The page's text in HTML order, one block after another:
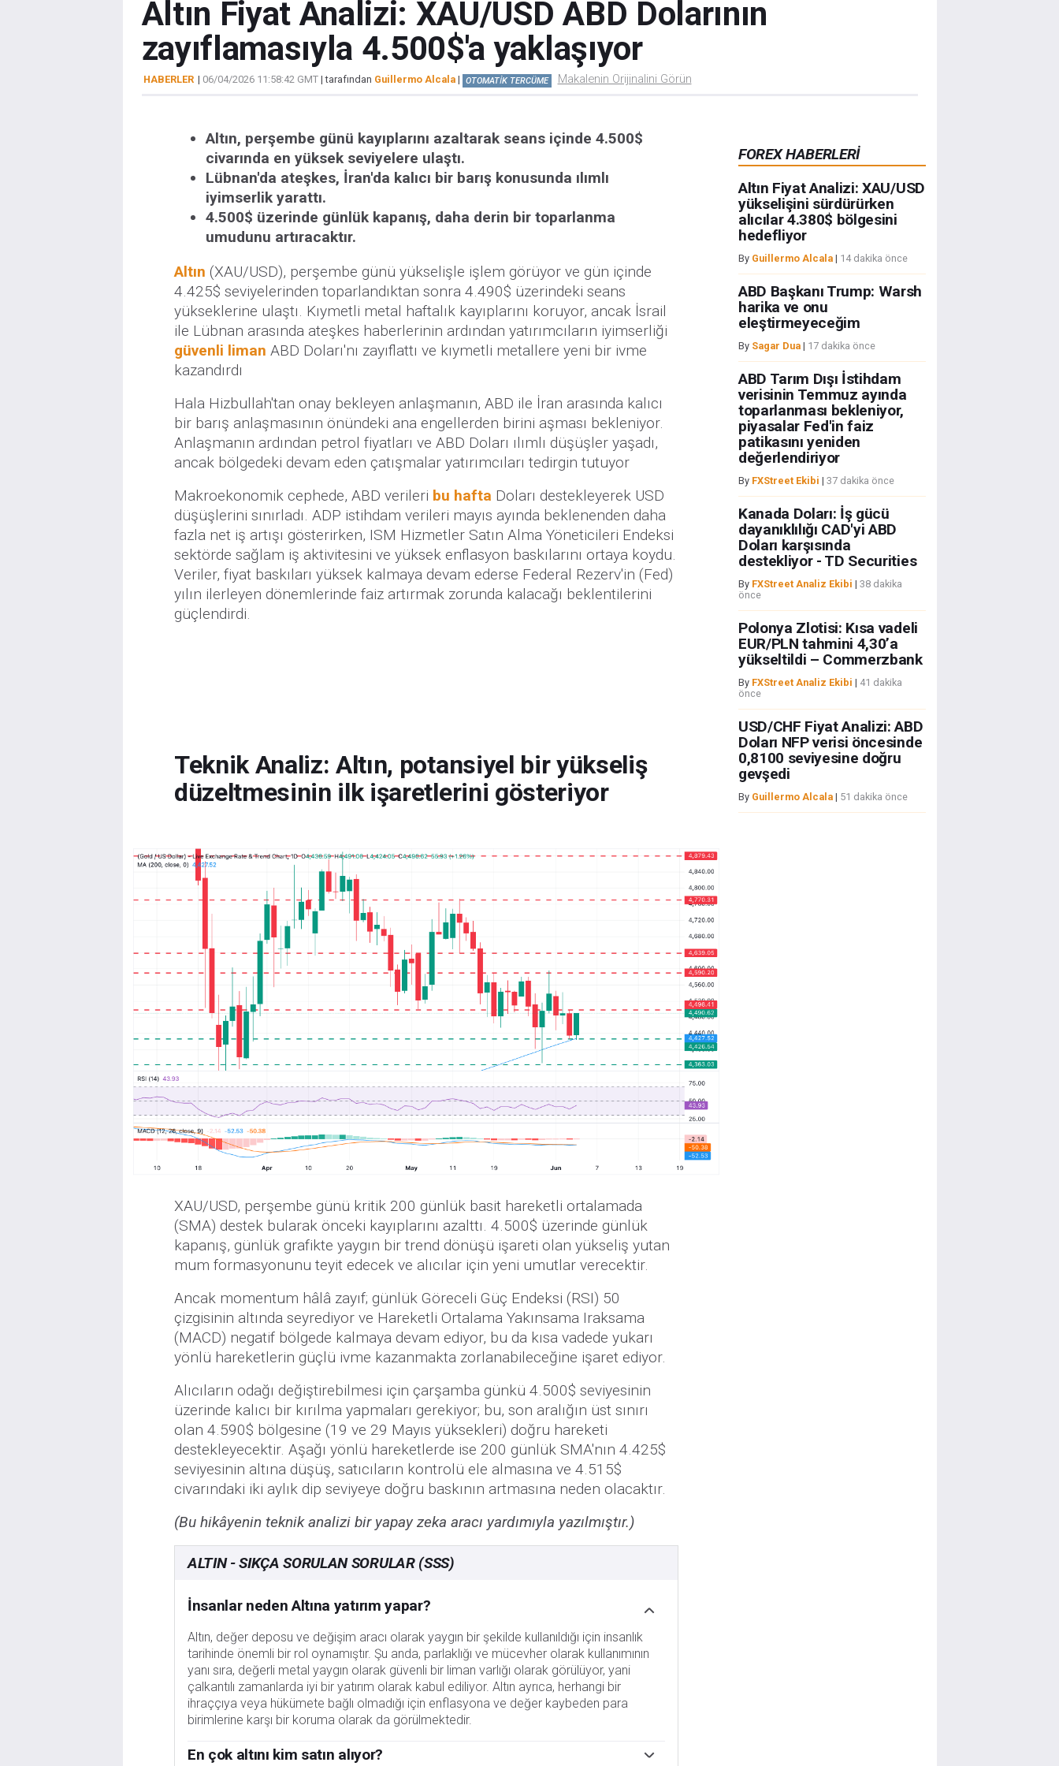
Altın Fiyat Analizi: XAU/USD ABD Dolarının
zayıflamasıyla 4.500$'a yaklaşıyor
HABERLER | 06/04/2026 11:58:42 GMT| tarafından Guillermo Alcala| OTOMATİK TERCÜME Makalenin Orijinalini Görün
Altın, perşembe günü kayıplarını azaltarak seans içinde 4.500$
civarında en yüksek seviyelere ulaştı.
Lübnan'da ateşkes, İran'da kalıcı bir barış konusunda ılımlı
iyimserlik yarattı.
4.500$ üzerinde günlük kapanış, daha derin bir toparlanma
umudunu artıracaktır.
Altın (XAU/USD), perşembe günü yükselişle işlem görüyor ve gün içinde
4.425$ seviyelerinden toparlandıktan sonra 4.490$ üzerindeki seans
yükseklerine ulaştı. Kıymetli metal haftalık kayıplarını koruyor, ancak İsrail
ile Lübnan arasında ateşkes haberlerinin ardından yatırımcıların iyimserliği
güvenli liman ABD Doları'nı zayıflattı ve kıymetli metallere yeni bir ivme
kazandırdı
Hala Hizbullah'tan onay bekleyen anlaşmanın, ABD ile İran arasında kalıcı
bir barış anlaşmasının önündeki ana engellerden birini aşması bekleniyor.
Anlaşmanın ardından petrol fiyatları ve ABD Doları ılımlı düşüşler yaşadı,
ancak bölgedeki devam eden çatışmalar yatırımcıları tedirgin tutuyor
Makroekonomik cephede, ABD verileri bu hafta Doları destekleyerek USD
düşüşlerini sınırladı. ADP istihdam verileri mayıs ayında beklenenden daha
fazla net iş artışı gösterirken, ISM Hizmetler Satın Alma Yöneticileri Endeksi
sektörde sağlam iş aktivitesini ve yüksek enflasyon baskılarını ortaya koydu.
Veriler, fiyat baskıları yüksek kalmaya devam ederse Federal Rezerv'in (Fed)
yılın ilerleyen dönemlerinde faiz artırmak zorunda kalacağı beklentilerini
güçlendirdi.
Teknik Analiz: Altın, potansiyel bir yükseliş
düzeltmesinin ilk işaretlerini gösteriyor
XAU/USD, perşembe günü kritik 200 günlük basit hareketli ortalamada
(SMA) destek bularak önceki kayıplarını azalttı. 4.500$ üzerinde günlük
kapanış, günlük grafikte yaygın bir trend dönüşü işareti olan yükseliş yutan
mum formasyonunu teyit edecek ve alıcılar için yeni umutlar verecektir.
Ancak momentum hâlâ zayıf; günlük Göreceli Güç Endeksi (RSI) 50
çizgisinin altında seyrediyor ve Hareketli Ortalama Yakınsama Iraksama
(MACD) negatif bölgede kalmaya devam ediyor, bu da kısa vadede yukarı
yönlü hareketlerin güçlü ivme kazanmakta zorlanabileceğine işaret ediyor.
Alıcıların odağı değiştirebilmesi için çarşamba günkü 4.500$ seviyesinin
üzerinde kalıcı bir kırılma yapmaları gerekiyor; bu, son aralığın üst sınırı
olan 4.590$ bölgesine (19 ve 29 Mayıs yüksekleri) doğru hareketi
destekleyecektir. Aşağı yönlü hareketlerde ise 200 günlük SMA'nın 4.425$
seviyesinin altına düşüş, satıcıların kontrolü ele almasına ve 4.515$
civarındaki iki aylık dip seviyeye doğru baskının artmasına neden olacaktır.
(Bu hikâyenin teknik analizi bir yapay zeka aracı yardımıyla yazılmıştır.)
ALTIN - SIKÇA SORULAN SORULAR (SSS)
İnsanlar neden Altına yatırım yapar?
Altın, değer deposu ve değişim aracı olarak yaygın bir şekilde kullanıldığı için insanlık
tarihinde önemli bir rol oynamıştır. Şu anda, parlaklığı ve mücevher olarak kullanımının
yanı sıra, değerli metal yaygın olarak güvenli bir liman varlığı olarak görülüyor, yani
çalkantılı zamanlarda iyi bir yatırım olarak kabul ediliyor. Altın ayrıca, herhangi bir
ihraççıya veya hükümete bağlı olmadığı için enflasyona ve değer kaybeden para
birimlerine karşı bir koruma olarak da görülmektedir.
En çok altını kim satın alıyor?
FOREX HABERLERİ
Altın Fiyat Analizi: XAU/USD
yükselişini sürdürürken
alıcılar 4.380$ bölgesini
hedefliyor
By Guillermo Alcala| 14 dakika önce
ABD Başkanı Trump: Warsh
harika ve onu
eleştirmeyeceğim
By Sagar Dua| 17 dakika önce
ABD Tarım Dışı İstihdam
verisinin Temmuz ayında
toparlanması bekleniyor,
piyasalar Fed'in faiz
patikasını yeniden
değerlendiriyor
By FXStreet Ekibi | 37 dakika önce
Kanada Doları: İş gücü
dayanıklılığı CAD'yi ABD
Doları karşısında
destekliyor - TD Securities
By FXStreet Analiz Ekibi | 38 dakika
önce
Polonya Zlotisi: Kısa vadeli
EUR/PLN tahmini 4,30’a
yükseltildi – Commerzbank
By FXStreet Analiz Ekibi | 41 dakika
önce
USD/CHF Fiyat Analizi: ABD
Doları NFP verisi öncesinde
0,8100 seviyesine doğru
gevşedi
By Guillermo Alcala| 51 dakika önce